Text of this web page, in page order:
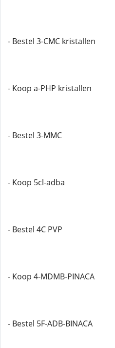
- Bestel 3-CMC kristallen
- Koop a-PHP kristallen
- Bestel 3-MMC
- Koop 5cl-adba
- Bestel 4C PVP
- Koop 4-MDMB-PINACA
- Bestel 5F-ADB-BINACA